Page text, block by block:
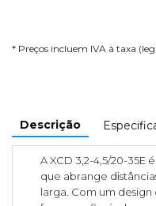
* Preços incluem IVA à taxa
Descrição
A XCD 3,2-4,5/20-35E
que abrange
larga. Com um